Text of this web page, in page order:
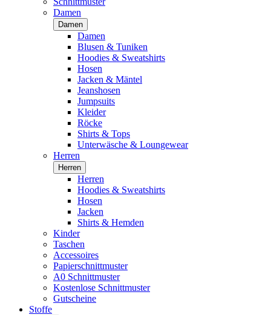
Damen
Damen
Damen
Blusen & Tuniken
Hoodies & Sweatshirts
Hosen
Jacken & Mäntel
Jeanshosen
Jumpsuits
Kleider
Röcke
Shirts & Tops
Unterwäsche & Loungewear
Herren
Herren
Herren
Hoodies & Sweatshirts
Hosen
Jacken
Shirts & Hemden
Kinder
Taschen
Accessoires
Papierschnittmuster
A0 Schnittmuster
Kostenlose Schnittmuster
Gutscheine
Stoffe